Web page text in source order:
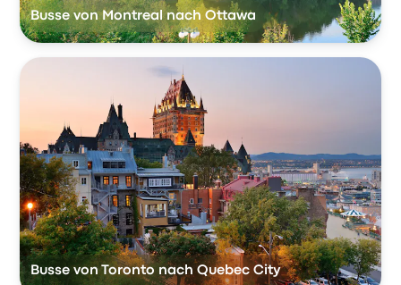
Busse von Montreal nach Ottawa
Busse von Toronto nach Quebec City